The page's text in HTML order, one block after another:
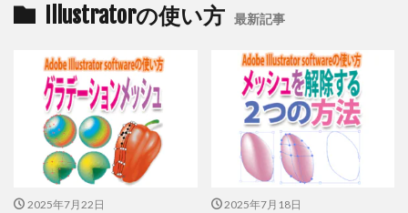
Illustratorの使い方 最新記事
2025年7月22日 2025年7月18日